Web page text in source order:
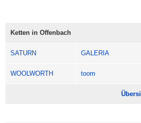
Schau vorbei und mach Dir einen
Ketten in Offenbach
SATURN GALERIA
WOOLWORTH toom